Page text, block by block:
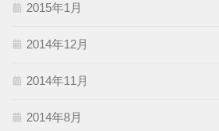
2015年1月
2014年12月
2014年11月
2014年8月